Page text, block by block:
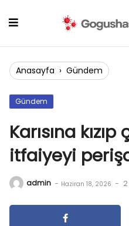
Anasayfa › Gündem
Gündem
Karısına kızıp
itfaiyeyi
admin - Haziran 18, 2026 -